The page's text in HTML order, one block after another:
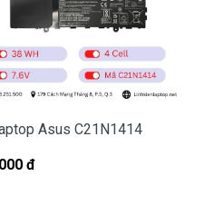
có dấu hiệu tẩy xóa
Cho Pin Laptop
chất
hết
Asus C21N1414
đ